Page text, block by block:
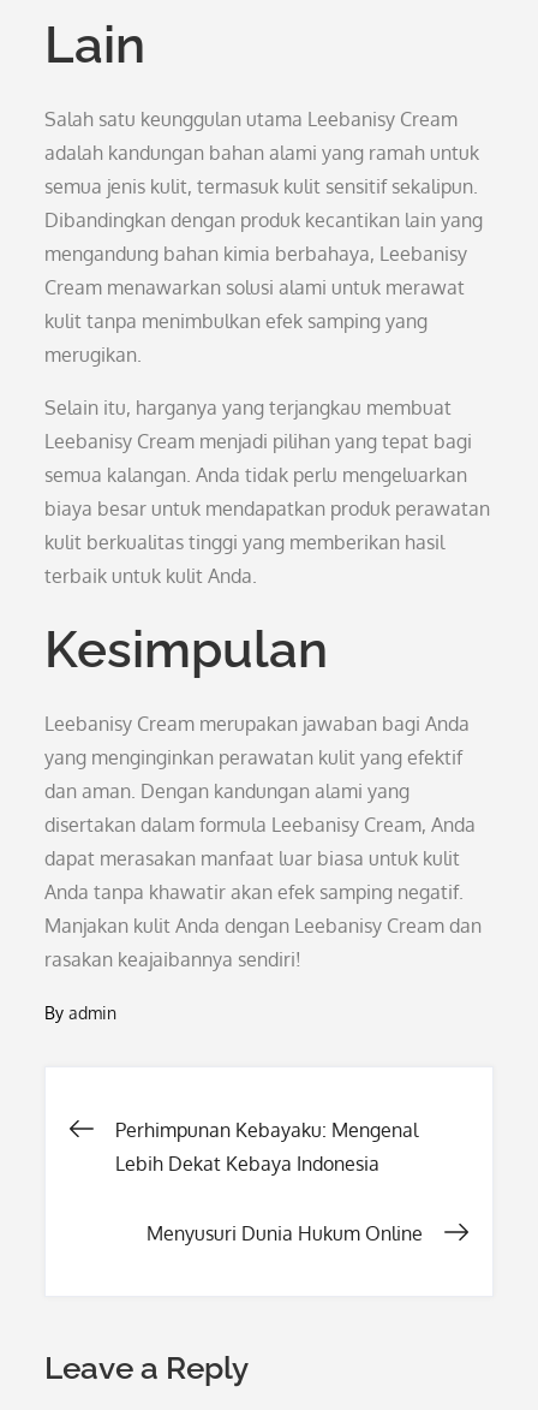
Lain
Salah satu keunggulan utama Leebanisy Cream
adalah kandungan bahan alami yang ramah untuk
semua jenis kulit, termasuk kulit sensitif sekalipun.
Dibandingkan dengan produk kecantikan lain yang
mengandung bahan kimia berbahaya, Leebanisy
Cream menawarkan solusi alami untuk merawat
kulit tanpa menimbulkan efek samping yang
merugikan.
Selain itu, harganya yang terjangkau membuat
Leebanisy Cream menjadi pilihan yang tepat bagi
semua kalangan. Anda tidak perlu mengeluarkan
biaya besar untuk mendapatkan produk perawatan
kulit berkualitas tinggi yang memberikan hasil
terbaik untuk kulit Anda.
Kesimpulan
Leebanisy Cream merupakan jawaban bagi Anda
yang menginginkan perawatan kulit yang efektif
dan aman. Dengan kandungan alami yang
disertakan dalam formula Leebanisy Cream, Anda
dapat merasakan manfaat luar biasa untuk kulit
Anda tanpa khawatir akan efek samping negatif.
Manjakan kulit Anda dengan Leebanisy Cream dan
rasakan keajaibannya sendiri!
Byadmin
Post
Perhimpunan Kebayaku: Mengenal
Lebih Dekat Kebaya Indonesia
Menyusuri Dunia Hukum Online
Leave a Reply